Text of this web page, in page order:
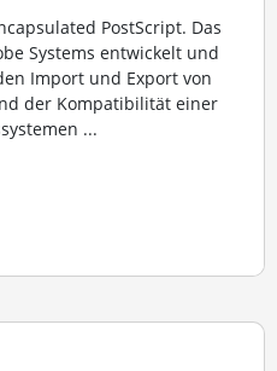
PostScript. Das
Systems entwickelt und
Import und Export von
der Kompatibilität einer
...